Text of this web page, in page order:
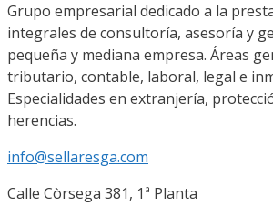
Grupo empresarial dedicado a la
integrales de consultoría, asesoría y
pequeña y mediana empresa. Áreas
tributario, contable, laboral, legal e
Especialidades en extranjería,
herencias.
info@sellaresga.com
Calle Còrsega 381, 1ª Planta